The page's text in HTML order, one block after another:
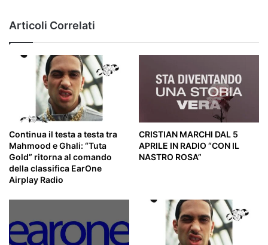
Elea
2023"
Articoli Correlati
Continua il testa a testa tra
Mahmood e Ghali: “Tuta
Gold” ritorna al comando
della classifica EarOne
Airplay Radio
CRISTIAN MARCHI DAL 5
APRILE IN RADIO “CON IL
NASTRO ROSA”